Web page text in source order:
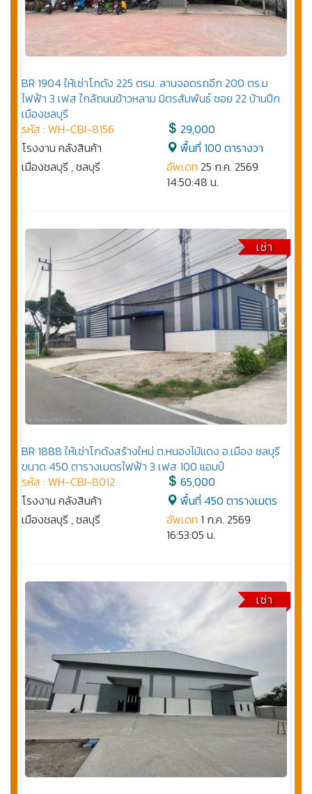
BR 1904 ให้เช่าโกดัง 225 ตรม. ลานจอดรถอีก 200 ตร.ม
ไฟฟ้า 3 เฟส ใกล้ถนนข้าวหลาม มิตรสัมพันธ์ ซอย 22 บ้านปึก
เมืองชลบุรี
รหัส : WH-CBI-8156
โรงงาน คลังสินค้า
เมืองชลบุรี , ชลบุรี
29,000
พื้นที่ 100 ตารางวา
อัพเดท 25 ก.ค. 2569
14:50:48 น.
เช่า
BR 1888 ให้เช่าโกดังสร้างใหม่ ต.หนองไม้แดง อ.เมือง ชลบุรี
ขนาด 450 ตารางเมตรไฟฟ้า 3 เฟส 100 แอมป์
รหัส : WH-CBI-8012
โรงงาน คลังสินค้า
เมืองชลบุรี , ชลบุรี
65,000
พื้นที่ 450 ตารางเมตร
อัพเดท 1 ก.ค. 2569
16:53:05 น.
เช่า